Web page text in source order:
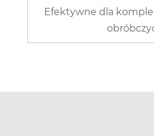
Efektywne dla